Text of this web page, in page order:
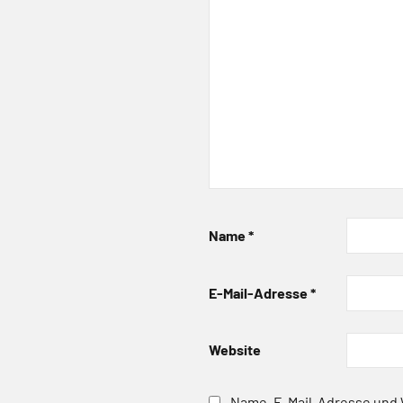
Name*
E-Mail-Adresse*
Website